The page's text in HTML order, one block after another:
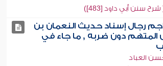
سنن أبي داود [483])
رجال إسناد حديث النعمان بن
دون ضربه , ما جاء في
العباد